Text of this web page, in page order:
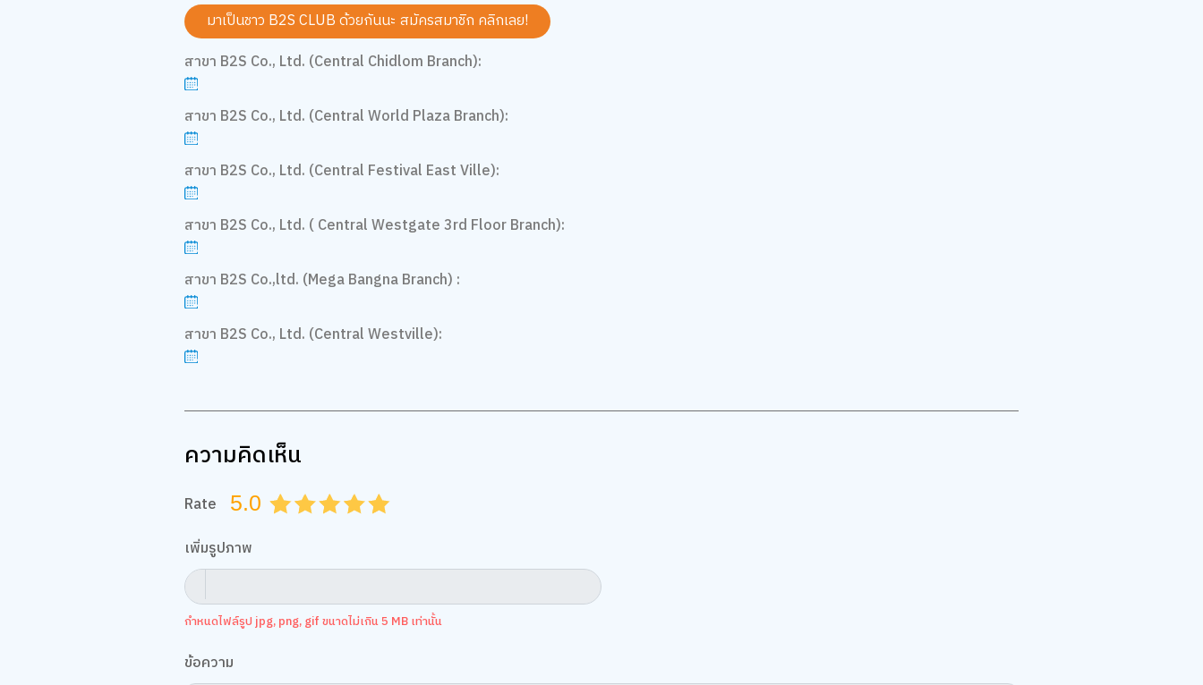
มาเป็นชาว B2S CLUB ด้วยกันนะ สมัครสมาชิก คลิกเลย!
สาขา B2S Co., Ltd. (Central Chidlom Branch):
สาขา B2S Co., Ltd. (Central World Plaza Branch):
สาขา B2S Co., Ltd. (Central Festival East Ville):
สาขา B2S Co., Ltd. ( Central Westgate 3rd Floor Branch):
สาขา B2S Co.,ltd. (Mega Bangna Branch) :
สาขา B2S Co., Ltd. (Central Westville):
ความคิดเห็น
Rate 5.0 4.5
4.0
3.5
3.0
2.5
2.0
1.5
1.0
0.5
เพิ่มรูปภาพ
กำหนดไฟล์รูป jpg, png, gif ขนาดไม่เกิน 5 MB เท่านั้น
ข้อความ